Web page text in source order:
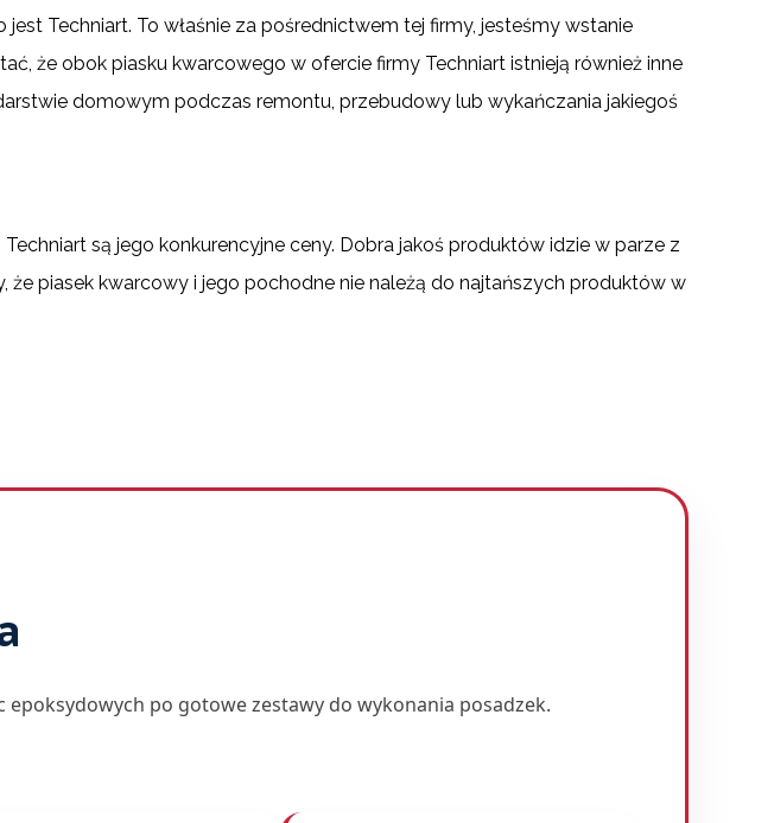
Techniart. To właśnie za pośrednictwem tej firmy, jesteśmy wstanie
że obok piasku kwarcowego w ofercie firmy Techniart istnieją również inne
domowym podczas remontu, przebudowy lub wykańczania jakiegoś
są jego konkurencyjne ceny. Dobra jakoś produktów idzie w parze z
piasek kwarcowy i jego pochodne nie należą do najtańszych produktów w
po gotowe zestawy do wykonania posadzek.